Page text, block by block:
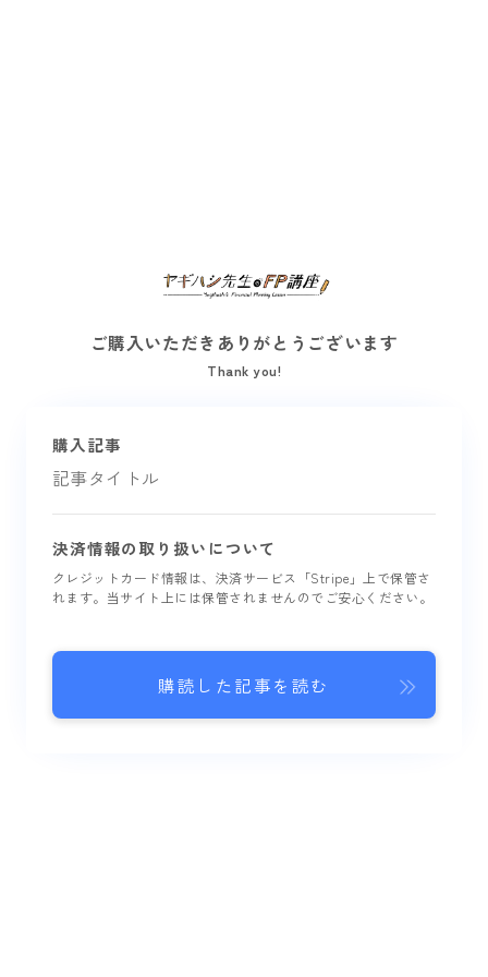
ご購入いただきありがとうございます
Thank you!
購入記事
記事タイトル
決済情報の取り扱いについて
クレジットカード情報は、決済サービス「Stripe」上で保管さ
れます。当サイト上には保管されませんのでご安心ください。
購読した記事を読む